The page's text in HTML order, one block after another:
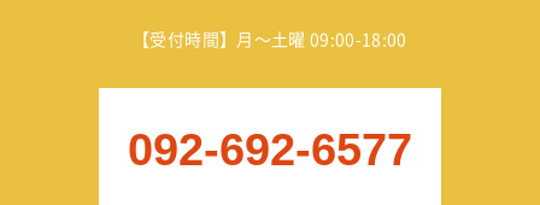
【受付時間】月～土曜 09:00-18:00
092-692-6577